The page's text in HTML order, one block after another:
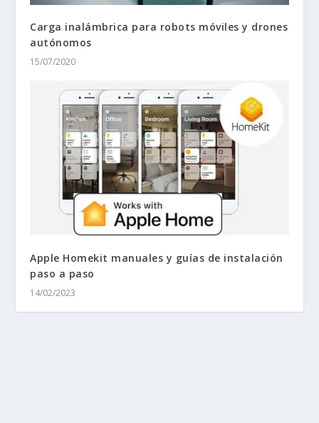
Carga inalámbrica para robots móviles y drones
autónomos
15/07/2020
Apple Homekit manuales y guías de instalación
paso a paso
14/02/2023